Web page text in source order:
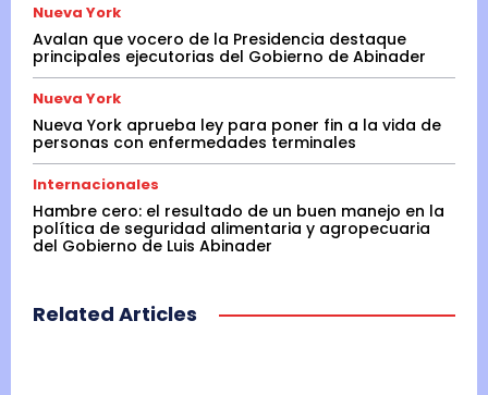
Nueva York
Avalan que vocero de la Presidencia destaque
principales ejecutorias del Gobierno de Abinader
Nueva York
Nueva York aprueba ley para poner fin a la vida de
personas con enfermedades terminales
Internacionales
Hambre cero: el resultado de un buen manejo en la
política de seguridad alimentaria y agropecuaria
del Gobierno de Luis Abinader
Related Articles